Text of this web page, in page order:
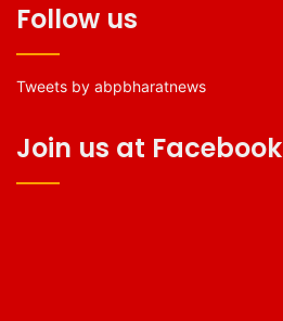
Follow us
Tweets by abpbharatnews
Join us at Facebook